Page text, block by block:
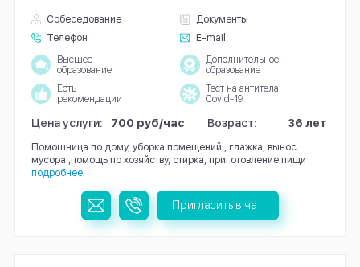
Собеседование
Документы
Телефон
E-mail
Высшее
образование
Дополнительное
образование
Есть
рекомендации
Тест на антитела
Covid-19
Цена услуги: 700 руб/час Возраст: 36 лет
Помошница по дому, уборка помещений , глажка, вынос
мусора ,помощь по хозяйству, стирка, приготовление пищи
подробнее
Пригласить в чат